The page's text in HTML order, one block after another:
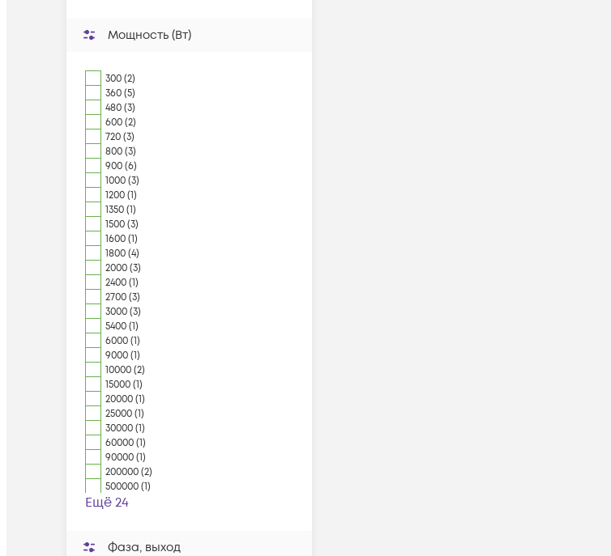
Мощность (Вт)
300 (2)
360 (5)
480 (3)
600 (2)
720 (3)
800 (3)
900 (6)
1000 (3)
1200 (1)
1350 (1)
1500 (3)
1600 (1)
1800 (4)
2000 (3)
2400 (1)
2700 (3)
3000 (3)
5400 (1)
6000 (1)
9000 (1)
10000 (2)
15000 (1)
20000 (1)
25000 (1)
30000 (1)
60000 (1)
90000 (1)
200000 (2)
500000 (1)
Ещё 24
Фаза, выход